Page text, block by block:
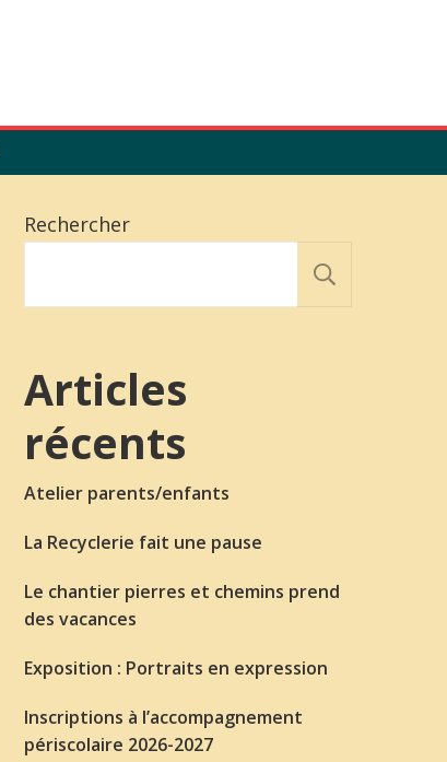
Rechercher
Articles
récents
Atelier parents/enfants
La Recyclerie fait une pause
Le chantier pierres et chemins prend
des vacances
Exposition : Portraits en expression
Inscriptions à l’accompagnement
périscolaire 2026-2027